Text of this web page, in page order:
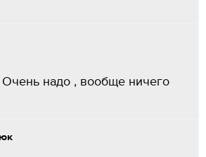
надо , вообще ничего